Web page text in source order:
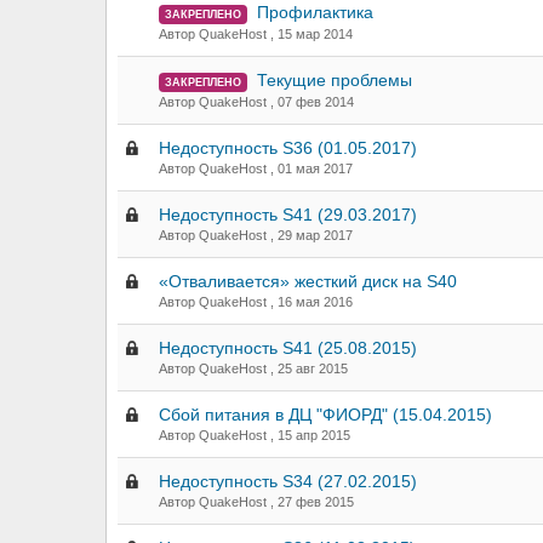
ЗАКРЕПЛЕНО Профилактика
Автор QuakeHost , 15 мар 2014
ЗАКРЕПЛЕНО Текущие проблемы
Автор QuakeHost ,07 фев 2014
Недоступность S36 (01.05.2017)
Автор QuakeHost ,01 мая 2017
Недоступность S41 (29.03.2017)
Автор QuakeHost ,29 мар 2017
«Отваливается» жесткий диск на S40
Автор QuakeHost , 16 мая 2016
Недоступность S41 (25.08.2015)
Автор QuakeHost ,25 авг 2015
Сбой питания в ДЦ "ФИОРД" (15.04.2015)
Автор QuakeHost , 15 апр 2015
Недоступность S34 (27.02.2015)
Автор QuakeHost ,27 фев 2015